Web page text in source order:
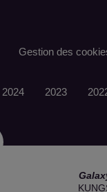
Gestion des
2024 2023